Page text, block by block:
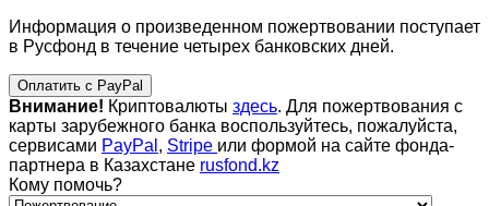
Информация о произведенном пожертвовании поступает
в Русфонд в течение четырех банковских дней.
Оплатить с PayPal
Внимание! Криптовалюты здесь. Для пожертвования с
карты зарубежного банка воспользуйтесь, пожалуйста,
сервисами PayPal , Stripe или формой на сайте фонда-
партнера в Казахстане rusfond.kz
Кому помочь?